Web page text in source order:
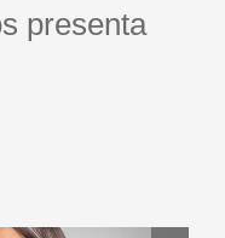
presenta